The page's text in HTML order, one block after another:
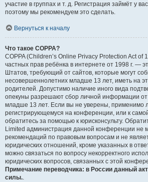
участие в группах и т. д. Регистрация займёт у
поэтому мы рекомендуем это сделать.
Вернуться к началу
Что такое COPPA?
COPPA (Children’s Online Privacy Protection Act of
частных прав ребёнка в интернете от 1998 г. —
Штатов, требующий от сайтов, которые могут
несовершеннолетних младше 13 лет, иметь на
родителей. Допустимо наличие иного вида
опекуны разрешают сбор личной информации
младше 13 лет. Если вы не уверены, применимо
регистрирующемуся на конференции, или к
обратитесь за помощью к юрисконсульту.
Limited администрация данной конференции не
рекомендаций по правовым вопросам и не
юридических отношений, кроме указанных в
можно связаться по вопросу некорректного
юридических вопросов, связанных с этой
Примечание переводчика: в России данный
силы..